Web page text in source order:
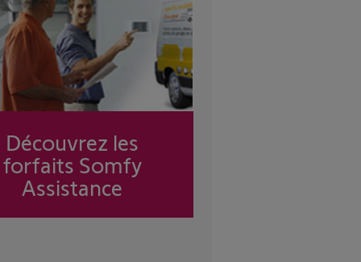
Découvrez les
forfaits Somfy
Assistance